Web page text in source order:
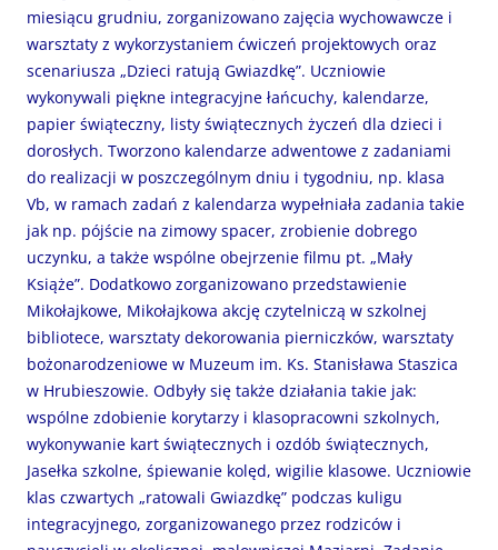
miesiącu grudniu, zorganizowano zajęcia wychowawcze i
warsztaty z wykorzystaniem ćwiczeń projektowych oraz
scenariusza „Dzieci ratują Gwiazdkę”. Uczniowie
wykonywali piękne integracyjne łańcuchy, kalendarze,
papier świąteczny, listy świątecznych życzeń dla dzieci i
dorosłych. Tworzono kalendarze adwentowe z zadaniami
do realizacji w poszczególnym dniu i tygodniu, np. klasa
Vb, w ramach zadań z kalendarza wypełniała zadania takie
jak np. pójście na zimowy spacer, zrobienie dobrego
uczynku, a także wspólne obejrzenie filmu pt. „Mały
Książe”. Dodatkowo zorganizowano przedstawienie
Mikołajkowe, Mikołajkowa akcję czytelniczą w szkolnej
bibliotece, warsztaty dekorowania pierniczków, warsztaty
bożonarodzeniowe w Muzeum im. Ks. Stanisława Staszica
w Hrubieszowie. Odbyły się także działania takie jak:
wspólne zdobienie korytarzy i klasopracowni szkolnych,
wykonywanie kart świątecznych i ozdób świątecznych,
Jasełka szkolne, śpiewanie kolęd, wigilie klasowe. Uczniowie
klas czwartych „ratowali Gwiazdkę” podczas kuligu
integracyjnego, zorganizowanego przez rodziców i